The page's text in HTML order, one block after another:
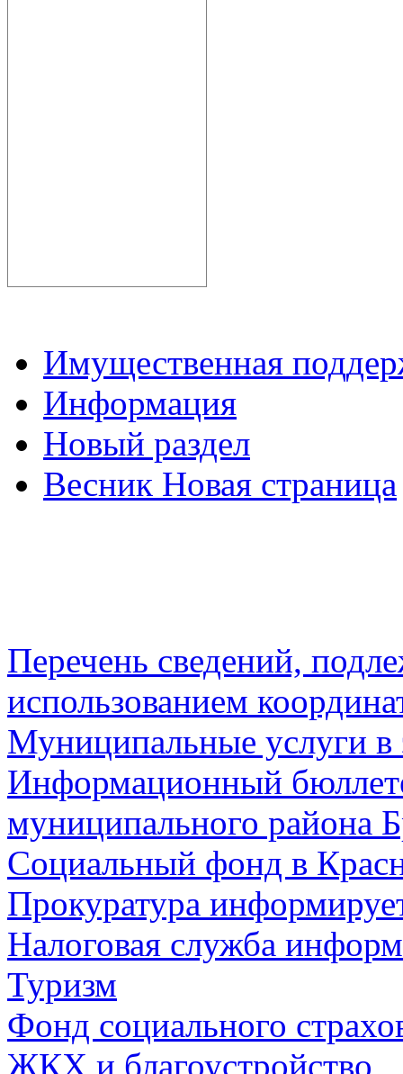
Имущественная
Информация
Новый раздел
Весник Новая страница
Перечень сведений,
использованием
Муниципальные услуги в
Информационный
муниципального района
Социальный фонд в
Прокуратура
Налоговая служба
Туризм
Фонд социального
ЖКХ и благоустройство